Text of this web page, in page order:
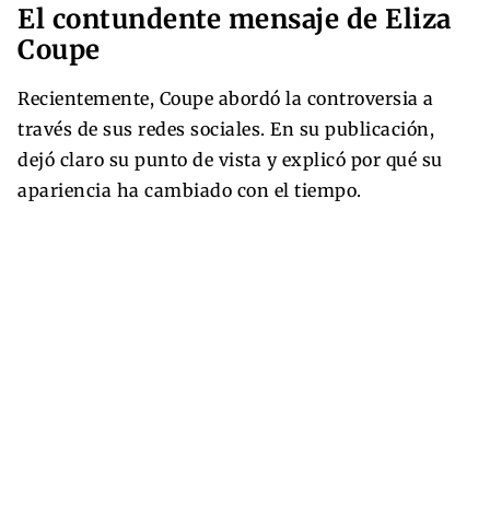
El contundente mensaje de Eliza
Coupe
Recientemente, Coupe abordó la controversia a
través de sus redes sociales. En su publicación,
dejó claro su punto de vista y explicó por qué su
apariencia ha cambiado con el tiempo.